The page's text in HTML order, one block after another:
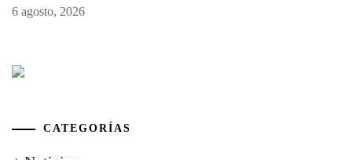
6 agosto, 2026
CATEGORÍAS